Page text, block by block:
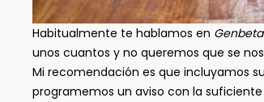
Habitualmente te hablamos en Genbeta
unos cuantos y no queremos que se
Mi recomendación es que incluyamos
programemos un aviso con la